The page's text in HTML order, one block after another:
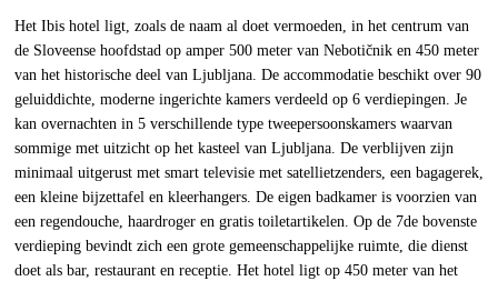
Het Ibis hotel ligt, zoals de naam al doet vermoeden, in het centrum van
de Sloveense hoofdstad op amper 500 meter van Nebotičnik en 450 meter
van het historische deel van Ljubljana. De accommodatie beschikt over 90
geluiddichte, moderne ingerichte kamers verdeeld op 6 verdiepingen. Je
kan overnachten in 5 verschillende type tweepersoonskamers waarvan
sommige met uitzicht op het kasteel van Ljubljana. De verblijven zijn
minimaal uitgerust met smart televisie met satellietzenders, een bagagerek,
een kleine bijzettafel en kleerhangers. De eigen badkamer is voorzien van
een regendouche, haardroger en gratis toiletartikelen. Op de 7de bovenste
verdieping bevindt zich een grote gemeenschappelijke ruimte, die dienst
doet als bar, restaurant en receptie. Het hotel ligt op 450 meter van het